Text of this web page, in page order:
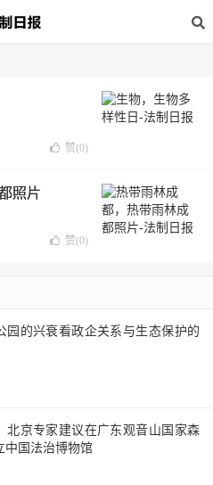
赞(0)
照片
赞(0)
园的兴衰看政企关系与生态保护的
北京专家建议在广东观音山国家森
中国法治博物馆